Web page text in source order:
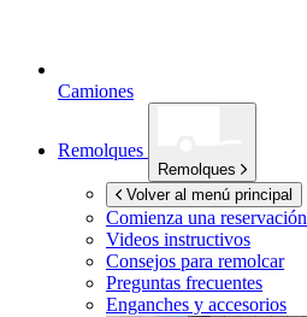
Camiones
Remolques
Remolques
Volver al menú principal
Comienza una reservación
Videos instructivos
Consejos para remolcar
Preguntas frecuentes
Enganches y accesorios